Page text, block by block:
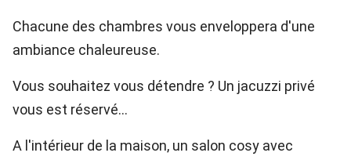
Chacune des chambres vous enveloppera d'une
ambiance chaleureuse.
Vous souhaitez vous détendre ? Un jacuzzi privé
vous est réservé...
A l'intérieur de la maison, un salon cosy avec